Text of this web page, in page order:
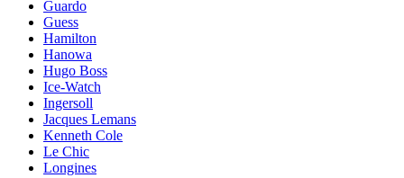
Guardo
Guess
Hamilton
Hanowa
Hugo Boss
Ice-Watch
Ingersoll
Jacques Lemans
Kenneth Cole
Le Chic
Longines